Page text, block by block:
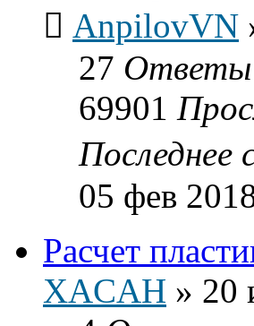
AnpilovVN
27 Ответы
69901
Последнее
05 фев
Расчет
XACAH » 20